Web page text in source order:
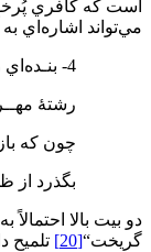
است كه كافري
مي‌تواند اشاره‌اي
4- بنـده‌اي روزي ز مولا گر گريخت
رشتۀ
چون كه
بگذرد از
دو بيت‌ بالا
گريخت“[20] تلميح